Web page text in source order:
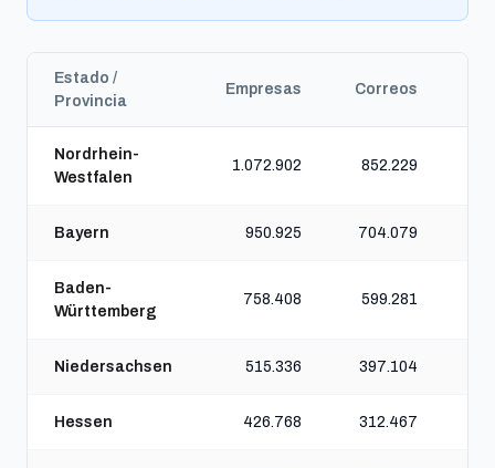
Estado /
Provincia
Empresas Correos
Nordrhein-
Westfalen
1.072.902 852.229
Bayern 950.925 704.079
Baden-
Württemberg
758.408 599.281
Niedersachsen 515.336 397.104
Hessen 426.768 312.467